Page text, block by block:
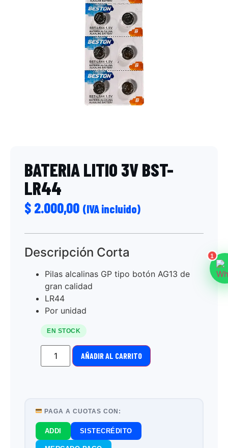
BATERIA LITIO 3V BST-
LR44
$ 2.000,00 (IVA incluido)
Descripción Corta
Pilas alcalinas GP tipo botón AG13 de
gran calidad
LR44
Por unidad
EN STOCK
AÑADIR AL CARRITO
PAGA A CUOTAS CON:
ADDI SISTECRÉDITO
1